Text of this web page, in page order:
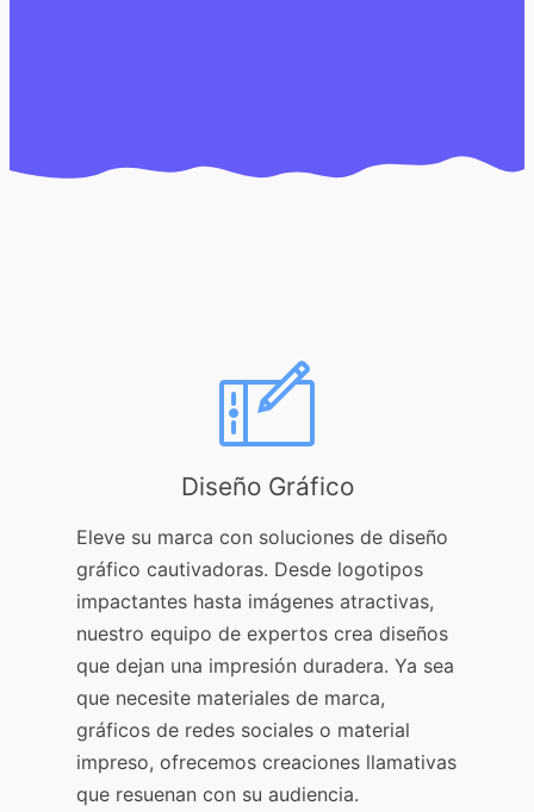
Diseño Gráfico
Eleve su marca con soluciones de diseño
gráfico cautivadoras. Desde logotipos
impactantes hasta imágenes atractivas,
nuestro equipo de expertos crea diseños
que dejan una impresión duradera. Ya sea
que necesite materiales de marca,
gráficos de redes sociales o material
impreso, ofrecemos creaciones llamativas
que resuenan con su audiencia.